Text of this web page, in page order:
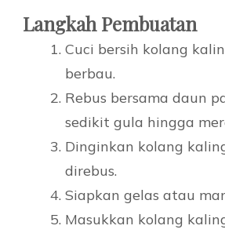
Langkah Pembuatan
Cuci bersih kolang
berbau.
Rebus bersama daun
sedikit gula hingga
Dinginkan kolang
direbus.
Siapkan gelas atau
Masukkan kolang